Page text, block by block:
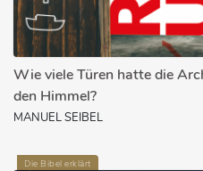
Wie viele Türen hatte die
den Himmel?
MANUEL SEIBEL
Die Bibel erklärt